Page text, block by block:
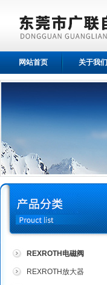
网站首页 关于我们
REXROTH电磁阀
REXROTH放大器